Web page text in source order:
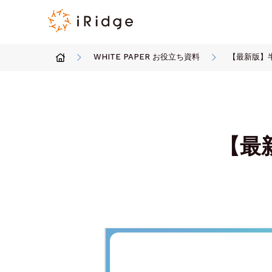
WHITE PAPER お役立ち資料 【最新版
【